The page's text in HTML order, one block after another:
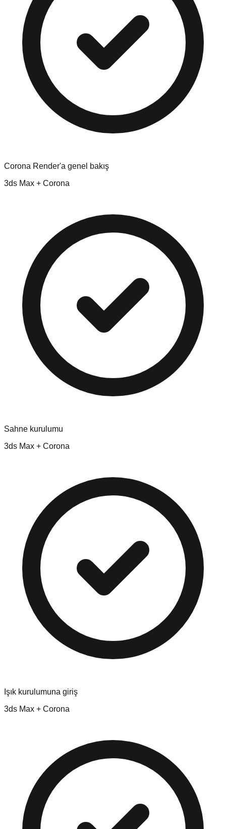
Corona Render'a genel bakış
3ds Max + Corona
Sahne kurulumu
3ds Max + Corona
Işık kurulumuna giriş
3ds Max + Corona